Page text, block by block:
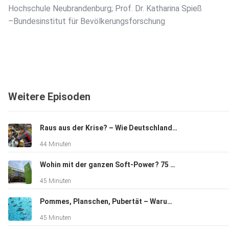
Hochschule Neubrandenburg; Prof. Dr. Katharina Spieß
–Bundesinstitut für Bevölkerungsforschung
Weitere Episoden
Raus aus der Krise? – Wie Deutschlands Wirtschaft wieder wachsen kann
44 Minuten
Wohin mit der ganzen Soft-Power? 75 Jahre Goethe-Institut
45 Minuten
Pommes, Planschen, Pubertät – Warum lieben wir Freibäder?
45 Minuten